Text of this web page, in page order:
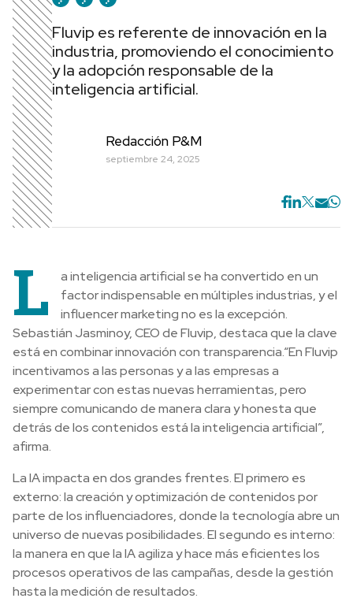
Fluvip es referente de innovación en la
industria, promoviendo el conocimiento
y la adopción responsable de la
inteligencia artificial.
Redacción P&M
septiembre 24, 2025
L
a inteligencia artificial se ha convertido en un
factor indispensable en múltiples industrias, y el
influencer marketing no es la excepción.
Sebastián Jasminoy, CEO de Fluvip, destaca que la clave
está en combinar innovación con transparencia.“En Fluvip
incentivamos a las personas y a las empresas a
experimentar con estas nuevas herramientas, pero
siempre comunicando de manera clara y honesta que
detrás de los contenidos está la inteligencia artificial”,
afirma.
La IA impacta en dos grandes frentes. El primero es
externo: la creación y optimización de contenidos por
parte de los influenciadores, donde la tecnología abre un
universo de nuevas posibilidades. El segundo es interno:
la manera en que la IA agiliza y hace más eficientes los
procesos operativos de las campañas, desde la gestión
hasta la medición de resultados.